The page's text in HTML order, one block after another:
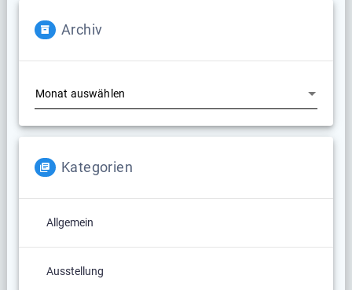
Archiv
Kategorien
Allgemein
Ausstellung